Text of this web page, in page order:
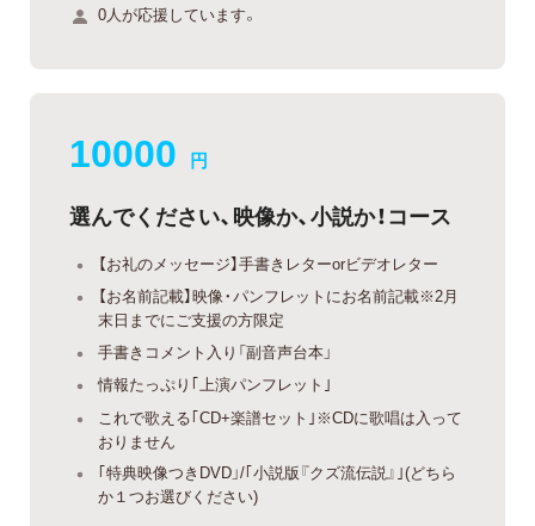
0人が応援しています。
10000 円
選んでください、映像か、小説か！コース
【お礼のメッセージ】手書きレターorビデオレター
【お名前記載】映像・パンフレットにお名前記載※2月
末日までにご支援の方限定
手書きコメント入り「副音声台本」
情報たっぷり｢上演パンフレット｣
これで歌える｢CD+楽譜セット｣※CDに歌唱は入って
おりません
｢特典映像つきDVD」/｢小説版『クズ流伝説』｣(どちら
か１つお選びください)